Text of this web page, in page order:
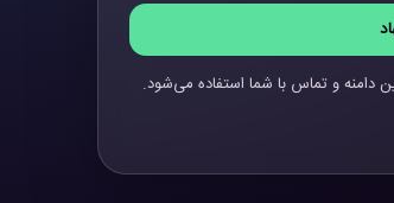
دامنه و تماس با شما استفاده می‌شود.